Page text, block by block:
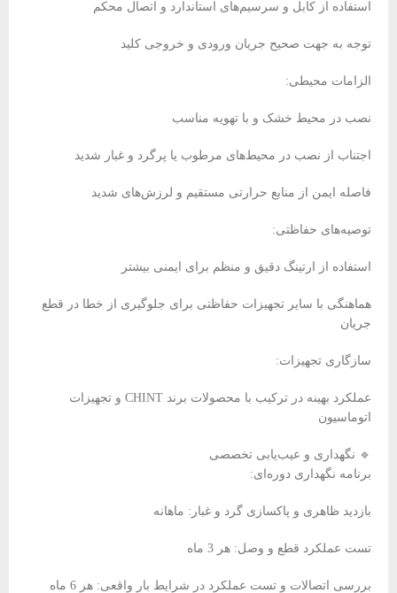
استفاده از کابل و سرسیم‌های استاندارد و اتصال محکم
توجه به جهت صحیح جریان ورودی و خروجی کلید
الزامات محیطی:
نصب در محیط خشک و با تهویه مناسب
اجتناب از نصب در محیط‌های مرطوب یا پرگرد و غبار شدید
فاصله ایمن از منابع حرارتی مستقیم و لرزش‌های شدید
توصیه‌های حفاظتی:
استفاده از ارتینگ دقیق و منظم برای ایمنی بیشتر
هماهنگی با سایر تجهیزات حفاظتی برای جلوگیری از خطا در قطع
جریان
سازگاری تجهیزات:
عملکرد بهینه در ترکیب با محصولات برند CHINT و تجهیزات
اتوماسیون
🔹 نگهداری و عیب‌یابی تخصصی
برنامه نگهداری دوره‌ای:
بازدید ظاهری و پاکسازی گرد و غبار: ماهانه
تست عملکرد قطع و وصل: هر 3 ماه
بررسی اتصالات و تست عملکرد در شرایط بار واقعی: هر 6 ماه